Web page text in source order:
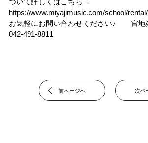
ついて詳しくはこちら→
https://www.miyajimusic.com/school/
お気軽にお問い合わせください♪ 宮地
042-491-8811
前ページへ 次ペ